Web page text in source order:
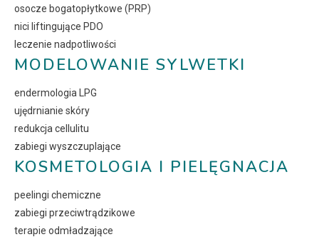
osocze bogatopłytkowe (PRP)
nici liftingujące PDO
leczenie nadpotliwości
MODELOWANIE SYLWETKI
endermologia LPG
ujędrnianie skóry
redukcja cellulitu
zabiegi wyszczuplające
KOSMETOLOGIA I PIELĘGNACJA
peelingi chemiczne
zabiegi przeciwtrądzikowe
terapie odmładzające